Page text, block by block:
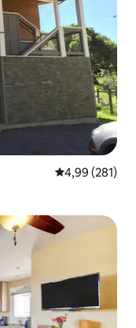
Gemiddelde
4,99 (281)